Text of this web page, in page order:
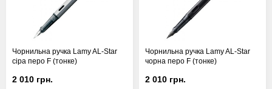
Чорнильна ручка Lamy AL-Star
сіра перо F (тонке)
2 010 грн.
Чорнильна ручка Lamy AL-Star
чорна перо F (тонке)
2 010 грн.